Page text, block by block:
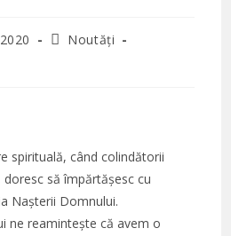
PostNoutăți
spirituală, când colindătorii
să împărtășesc cu
Nașterii Domnului.
ne reamintește că avem o